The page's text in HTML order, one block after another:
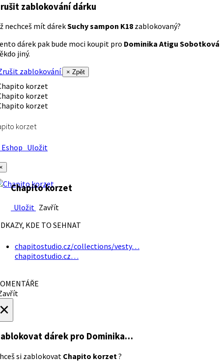
zablokování dárku
nechceš mít dárekSuchy sampon K18 zablokovaný?
dárek pak bude moci koupit pro Dominika Atigu Sobotková
jiný.
zablokování
× Zpět
korzet
Uložit
Chapito korzet
Uložit Zavřít
KDE TO SEHNAT
chapitostudio.cz/collections/vesty…
chapitostudio.cz…
dárek pro Dominika…
si zablokovat Chapito korzet?